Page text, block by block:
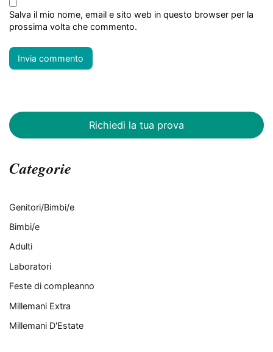
Salva il mio nome, email e sito web in questo browser per la
prossima volta che commento.
Richiedi la tua prova
Categorie
Genitori/Bimbi/e
Bimbi/e
Adulti
Laboratori
Feste di compleanno
Millemani Extra
Millemani D'Estate